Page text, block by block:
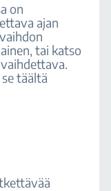
on
ajan
tai katso
täältä